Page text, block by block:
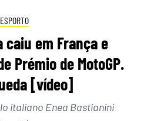
caiu em França e
Prémio de MotoGP.
[vídeo]
italiano Enea Bastianini